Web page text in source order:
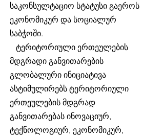
საკონსულტაციო სტატუსი გაეროს
ეკონომიკურ და სოციალურ
საბჭოში.
ტერიტორიული ერთეულების
მდგრადი განვითარების
გლობალური ინიციატივა
ასტიმულირებს ტერიტორიული
ერთეულების მდგრად
განვითარებას ინოვაციურ,
ტექნოლოგიურ, ეკონომიკურ,